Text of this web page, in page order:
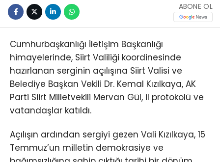
ABONE OL
Cumhurbaşkanlığı İletişim Başkanlığı
himayelerinde, Siirt Valiliği koordinesinde
hazırlanan serginin açılışına Siirt Valisi ve
Belediye Başkan Vekili Dr. Kemal Kızılkaya, AK
Parti Siirt Milletvekili Mervan Gül, il protokolü ve
vatandaşlar katıldı.
Açılışın ardından sergiyi gezen Vali Kızılkaya, 15
Temmuz’un milletin demokrasiye ve